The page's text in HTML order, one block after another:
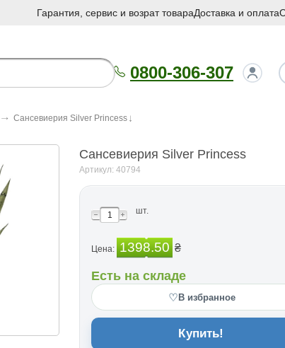
Гарантия, сервис и возрат товараДоставка и оплата
0800-306-307
Сансевиерия Silver Princess
Сансевиерия Silver Princess
Артикул: 40794
шт.
Цена: 1398.50 ₴
Есть на складе
♡В избранное
Купить!